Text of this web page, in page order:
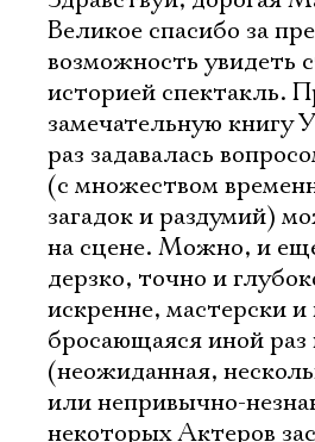
Великое спасибо за
возможность увидеть
историей спектакль.
замечательную книгу
раз задавалась
(с множеством
загадок и раздумий)
на сцене. Можно, и
дерзко, точно и
искренне, мастерски
бросающаяся иной раз
(неожиданная,
или непривычно-
некоторых Актеров